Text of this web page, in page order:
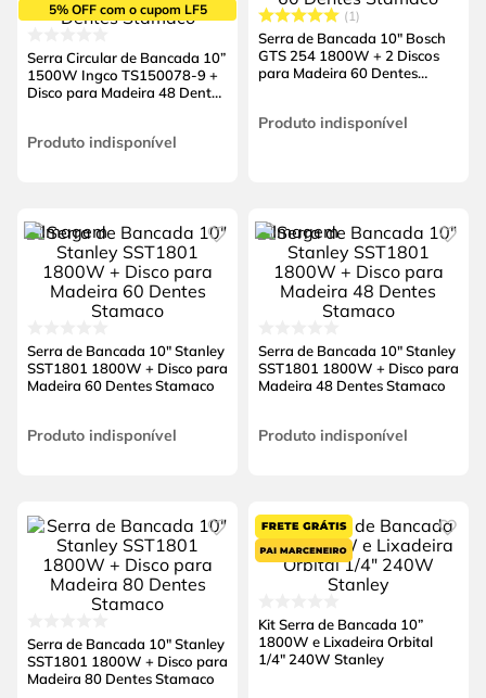
5% OFF com o cupom LF5
Serra Circular de Bancada 10”
1500W Ingco TS150078-9 +
Disco para Madeira 48 Dentes
Produto indisponível
1
Serra de Bancada 10" Bosch
GTS 254 1800W + 2 Discos
para Madeira 60 Dentes
Produto indisponível
Serra de Bancada 10" Stanley
SST1801 1800W + Disco para
Madeira 60 Dentes Stamaco
Produto indisponível
Serra de Bancada 10" Stanley
SST1801 1800W + Disco para
Madeira 48 Dentes Stamaco
Produto indisponível
Serra de Bancada 10" Stanley
SST1801 1800W + Disco para
Madeira 80 Dentes Stamaco
Kit Serra de Bancada 10”
1800W e Lixadeira Orbital
1/4" 240W Stanley